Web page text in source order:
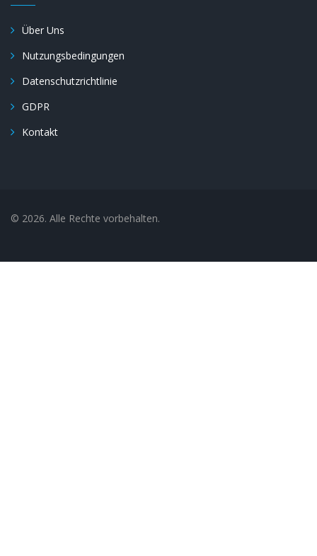
Über Uns
Nutzungsbedingungen
Datenschutzrichtlinie
GDPR
Kontakt
© 2026. Alle Rechte vorbehalten.